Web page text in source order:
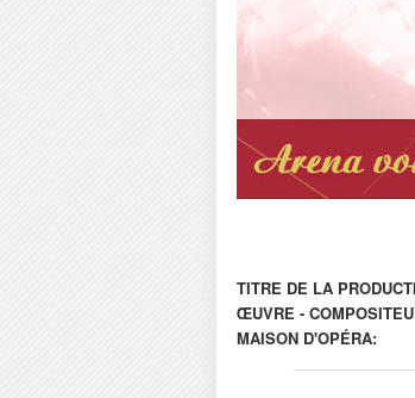
TITRE DE LA
ŒUVRE -
MAISON D'OPÉRA: